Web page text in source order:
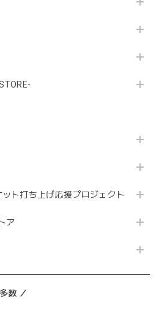
ト打ち上げ応援プロジェクト
ア
数 ／